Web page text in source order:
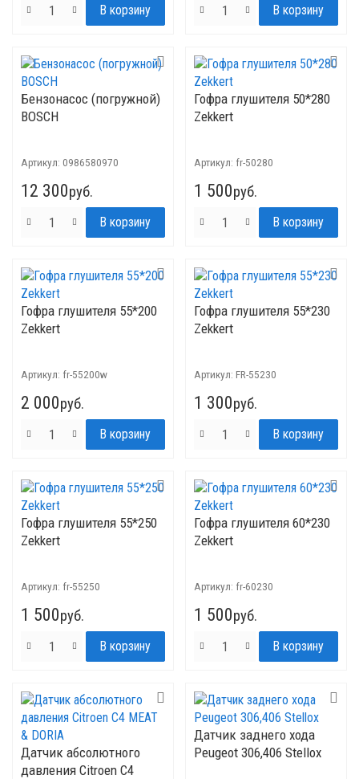
Бензонасос (погружной)
BOSCH
Артикул: 0986580970
12 300руб.
Гофра глушителя 50*280
Zekkert
Артикул: fr-50280
1 500руб.
Гофра глушителя 55*200
Zekkert
Артикул: fr-55200w
2 000руб.
Гофра глушителя 55*230
Zekkert
Артикул: FR-55230
1 300руб.
Гофра глушителя 55*250
Zekkert
Артикул: fr-55250
1 500руб.
Гофра глушителя 60*230
Zekkert
Артикул: fr-60230
1 500руб.
Датчик абсолютного
давления Citroen C4
Датчик заднего хода
Peugeot 306,406 Stellox